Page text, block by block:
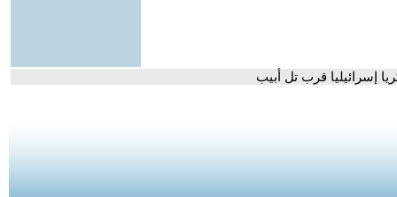
إسرائيليا قرب تل أبيب